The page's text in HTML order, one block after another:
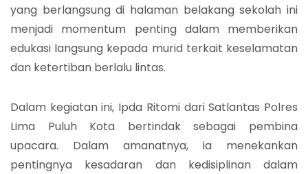
yang berlangsung di halaman belakang sekolah ini
menjadi momentum penting dalam memberikan
edukasi langsung kepada murid terkait keselamatan
dan ketertiban berlalu lintas.
Dalam kegiatan ini, Ipda Ritomi dari Satlantas Polres
Lima Puluh Kota bertindak sebagai pembina
upacara. Dalam amanatnya, ia menekankan
pentingnya kesadaran dan kedisiplinan dalam